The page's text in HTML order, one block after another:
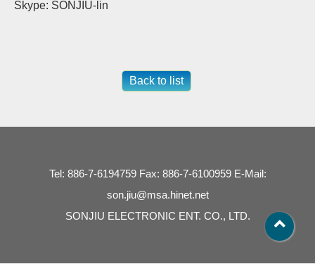
Skype: SONJIU-lin
Back to list
Tel: 886-7-6194759 Fax: 886-7-6100959 E-Mail:
son.jiu@msa.hinet.net
SONJIU ELECTRONIC ENT. CO., LTD.